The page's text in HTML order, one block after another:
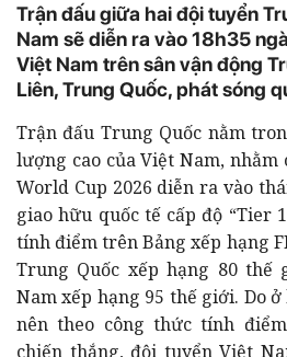
Trận đấu giữa hai đội tuyển
Nam sẽ diễn ra vào 18h35
Việt Nam trên sân vận động
Liên, Trung Quốc, phát sóng
Trận đấu Trung Quốc nằm
lượng cao của Việt Nam, nhằm
World Cup 2026 diễn ra vào
giao hữu quốc tế cấp độ “Tier
tính điểm trên Bảng xếp hạng
Trung Quốc xếp hạng 80
Nam xếp hạng 95 thế giới. Do
nên theo công thức tính
chiến thắng, đội tuyển Việt